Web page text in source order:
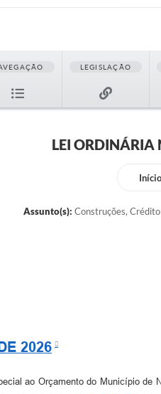
LEGISLAÇÃO
LEI ORDINÁRIA
Assunto(s): Construções,
2026
ao Orçamento do Município